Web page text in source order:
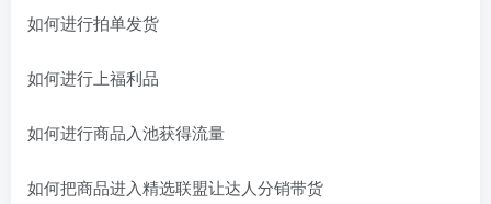
如何进行拍单发货
如何进行上福利品
如何进行商品入池获得流量
如何把商品进入精选联盟让达人分销带货